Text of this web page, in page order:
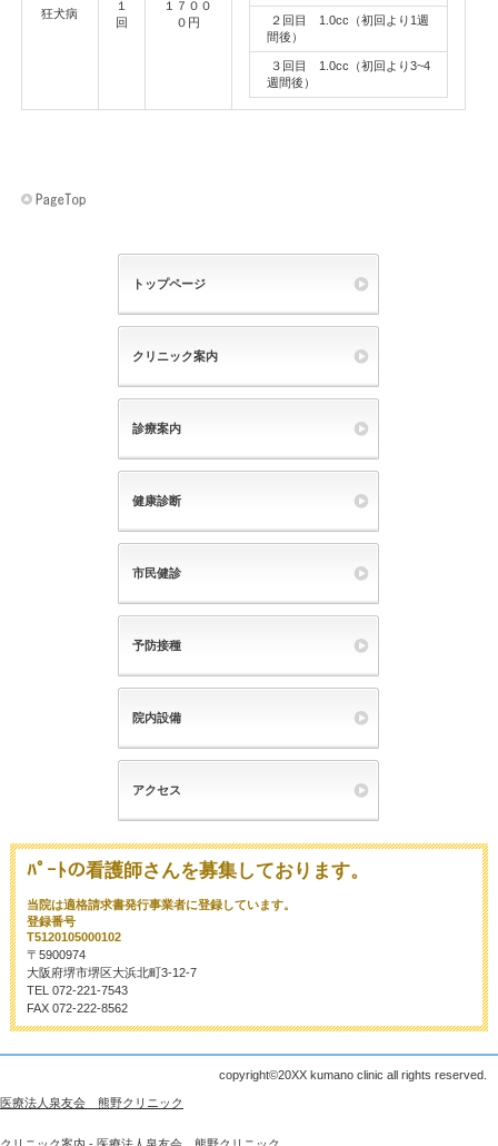
狂犬病
１
回
１７００
０円
２回目 1.0cc（初回より1週
間後）
３回目 1.0cc（初回より3~4
週間後）
トップページ
クリニック案内
診療案内
健康診断
市民健診
予防接種
院内設備
アクセス
ﾊﾟｰﾄの看護師さんを募集しております。
当院は適格請求書発行事業者に登録しています。
登録番号
T5120105000102
〒5900974
大阪府堺市堺区大浜北町3‐12‐7
TEL 072‐221-7543
FAX 072‐222‐8562
copyright©20XX kumano clinic all rights reserved.
医療法人泉友会 熊野クリニック